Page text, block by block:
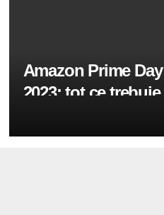
Amazon Prime Day
2023: tot ce trebuie
evenimentul